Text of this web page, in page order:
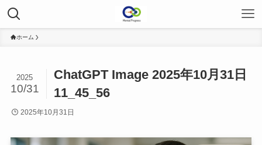
ホーム
ChatGPT Image 2025年10月31日
11_45_56
2025
10/31
2025年10月31日